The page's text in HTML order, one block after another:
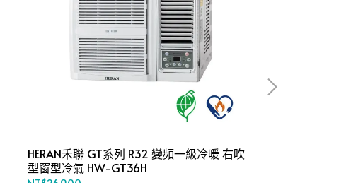
HERAN禾聯 GT系列 R32 變頻一級冷暖 右吹
型窗型冷氣 HW-GT36H